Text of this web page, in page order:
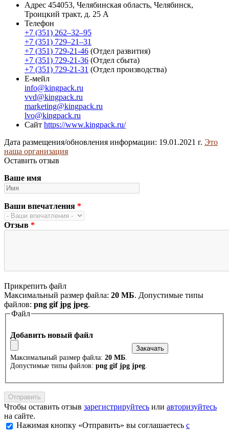
Адрес 454053, Челябинская область, Челябинск,
Троицкий тракт, д. 25 А
Телефон
+7 (351) 262–32–95
+7 (351) 729–21–31
+7 (351) 729-21-46 (Отдел развития)
+7 (351) 729-21-36 (Отдел сбыта)
+7 (351) 729-21-31 (Отдел производства)
Е-мейл
info@kingpack.ru
vvd@kingpack.ru
marketing@kingpack.ru
lvo@kingpack.ru
Сайт https://www.kingpack.ru/
Дата размещения/обновления информации: 19.01.2021 г. Это
наша организация
Оставить отзыв
Ваше имя
Ваши впечатления *
Отзыв *
Прикрепить файл
Максимальный размер файла: 20 МБ. Допустимые типы
файлов: png gif jpg jpeg.
Файл
Добавить новый файл
Максимальный размер файла: 20 МБ
Допустимые типы файлов: png gif jpg jpeg
Чтобы оставить отзыв зарегистрируйтесь или авторизуйтесь
на сайте.
Нажимая кнопку «Отправить» вы соглашаетесь с